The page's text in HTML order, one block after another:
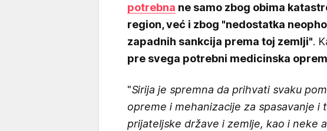
potrebna ne samo zbog obima
region, već i zbog "nedostatka
zapadnih sankcija prema toj zemlji".
pre svega potrebni medicinska
"Sirija je spremna da prihvati svaku
opreme i mehanizacije za spasavanje i
prijateljske države i zemlje, kao i neke